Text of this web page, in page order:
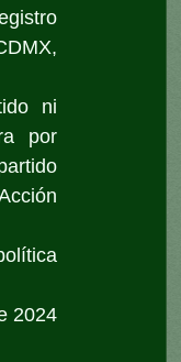
ni
por
2024